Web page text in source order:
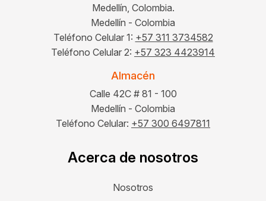
Medellín, Colombia.
Medellín - Colombia
Teléfono Celular 1: +57 311 3734582
Teléfono Celular 2: +57 323 4423914
Almacén
Calle 42C # 81 - 100
Medellín - Colombia
Teléfono Celular: +57 300 6497811
Acerca de nosotros
Nosotros